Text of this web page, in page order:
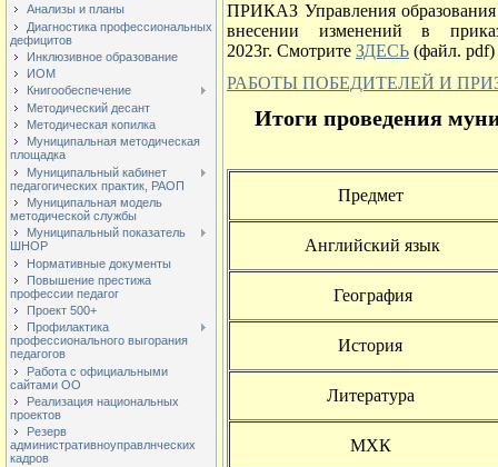
Анализы и планы
Диагностика профессиональных
дефицитов
Инклюзивное образование
ИОМ
Книгообеспечение
Методический десант
Методическая копилка
Муниципальная методическая
площадка
Муниципальный кабинет
педагогических практик, РАОП
Муниципальная модель
методической службы
Муниципальный показатель
ШНОР
Нормативные документы
Повышение престижа
профессии педагог
Проект 500+
Профилактика
профессионального выгорания
педагогов
Работа с официальными
сайтами ОО
Реализация национальных
проектов
Резерв
административноуправлнческих
кадров
ПРИКАЗ Управления
внесении изменений в
2023г. Смотрите ЗДЕСЬ (файл. pdf)
РАБОТЫ ПОБЕДИТЕЛЕЙ И
Итоги проведения
Предмет
Английский язык
География
История
Литература
МХК